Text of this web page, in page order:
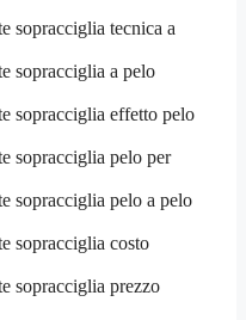
sopracciglia tecnica a
sopracciglia a pelo
sopracciglia effetto pelo
sopracciglia pelo per
sopracciglia pelo a pelo
sopracciglia costo
sopracciglia prezzo